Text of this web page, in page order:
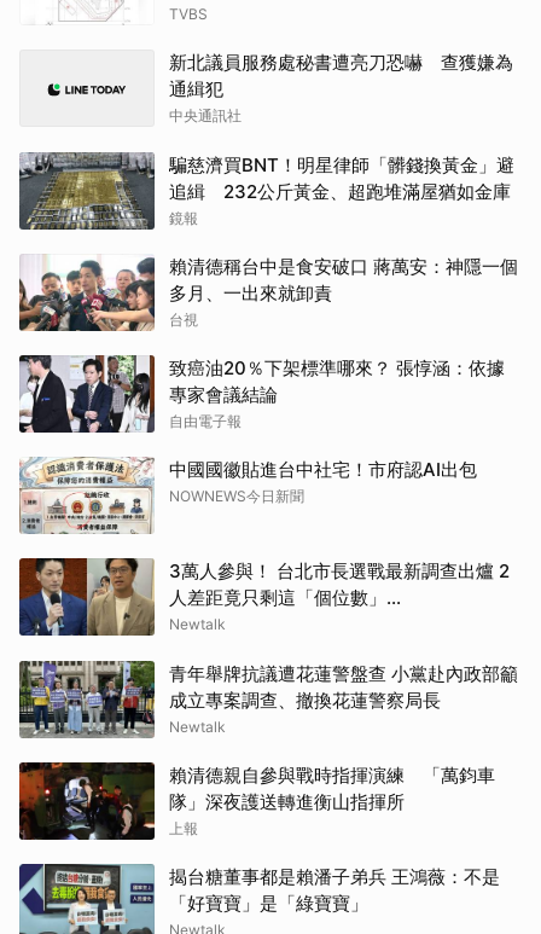
TVBS
新北議員服務處秘書遭亮刀恐嚇 查獲嫌為
通緝犯
中央通訊社
騙慈濟買BNT！明星律師「髒錢換黃金」避
追緝 232公斤黃金、超跑堆滿屋猶如金庫
鏡報
賴清德稱台中是食安破口 蔣萬安：神隱一個
多月、一出來就卸責
台視
致癌油20％下架標準哪來？ 張惇涵：依據
專家會議結論
自由電子報
中國國徽貼進台中社宅！市府認AI出包
NOWNEWS今日新聞
3萬人參與！ 台北市長選戰最新調查出爐 2
人差距竟只剩這「個位數」...
Newtalk
青年舉牌抗議遭花蓮警盤查 小黨赴內政部籲
成立專案調查、撤換花蓮警察局長
Newtalk
賴清德親自參與戰時指揮演練 「萬鈞車
隊」深夜護送轉進衡山指揮所
上報
揭台糖董事都是賴潘子弟兵 王鴻薇：不是
「好寶寶」是「綠寶寶」
Newtalk